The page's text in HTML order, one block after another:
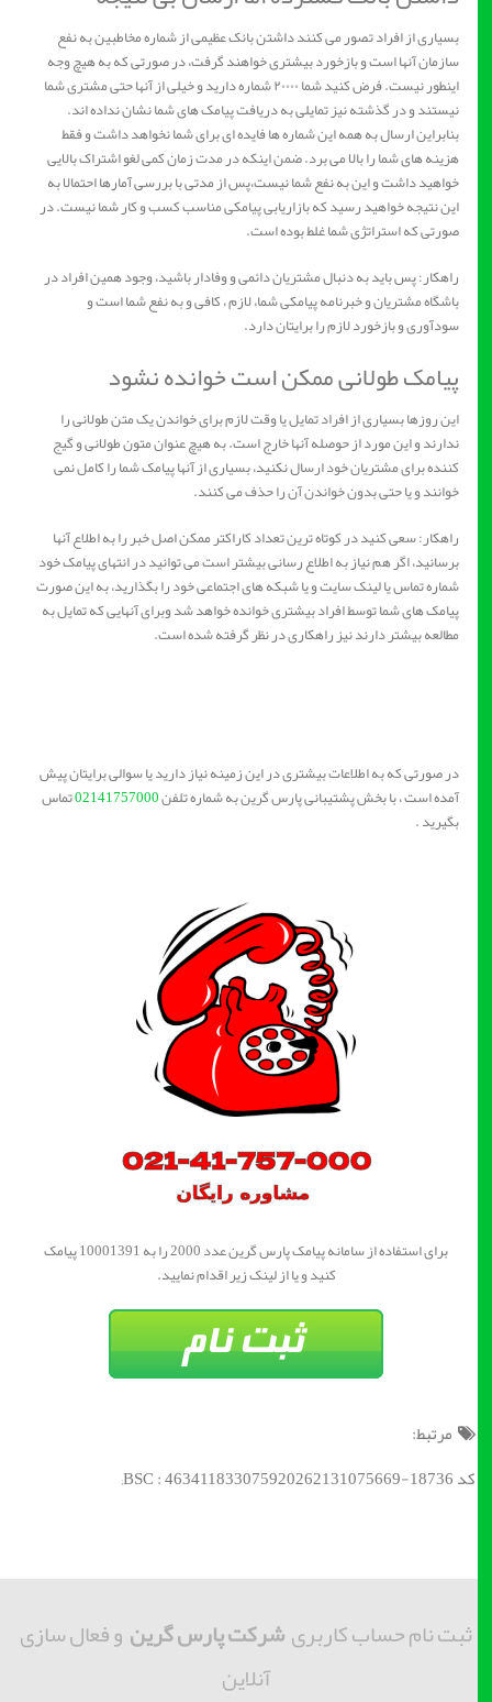
بسیاری از افراد تصور می کنند داشتن بانک عظیمی از شماره مخاطبین به نفع
سازمان آنها است و بازخورد بیشتری خواهند گرفت، در صورتی که به هیچ وجه
اینطور نیست. فرض کنید شما ۲۰۰۰۰ شماره دارید و خیلی از آنها حتی مشتری شما
نیستند و در گذشته نیز تمایلی به دریافت پیامک های شما نشان نداده اند.
بنابراین ارسال به همه این شماره ها فایده ای برای شما نخواهد داشت و فقط
هزینه های شما را بالا می برد. ضمن اینکه در مدت زمان کمی لغو اشتراک بالایی
خواهید داشت و این به نفع شما نیست،پس از مدتی با بررسی آمارها احتمالا به
این نتیجه خواهید رسید که بازاریابی پیامکی مناسب کسب و کار شما نیست. در
صورتی که استراتژی شما غلط بوده است.
راهکار: پس باید به دنبال مشتریان دائمی و وفادار باشید، وجود همین افراد در
باشگاه مشتریان و خبرنامه پیامکی شما، لازم ، کافی و به نفع شما است و
سودآوری و بازخورد لازم را برایتان دارد.
پیامک طولانی ممکن است خوانده نشود
این روزها بسیاری از افراد تمایل یا وقت لازم برای خواندن یک متن طولانی را
ندارند و این مورد از حوصله آنها خارج است. به هیچ عنوان متون طولانی و گیج
کننده برای مشتریان خود ارسال نکنید، بسیاری از آنها پیامک شما را کامل نمی
خوانند و یا حتی بدون خواندن آن را حذف می کنند.
راهکار: سعی کنید در کوتاه ترین تعداد کاراکتر ممکن اصل خبر را به اطلاع آنها
برسانید، اگر هم نیاز به اطلاع رسانی بیشتر است می توانید در انتهای پیامک خود
شماره تماس یا لینک سایت و یا شبکه های اجتماعی خود را بگذارید، به این صورت
پیامک های شما توسط افراد بیشتری خوانده خواهد شد وبرای آنهایی که تمایل به
مطالعه بیشتر دارند نیز راهکاری در نظر گرفته شده است.
در صورتی که به اطلاعات بیشتری در این زمینه نیاز دارید یا سوالی برایتان پیش
آمده است ، با بخش پشتیبانی پارس گرین به شماره تلفن02141757000تماس
بگیرید .
برای استفاده از سامانه پیامک پارس گرین عدد 2000 را به 10001391 پیامک
کنید و یا از لینک زیر اقدام نمایید.
مرتبط:
کد BSC : 463411833075920262131075669-18736;
ثبت نام حساب کاربریشرکت پارس گرینو فعال سازی
آنلاین